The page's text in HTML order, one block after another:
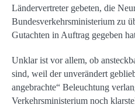
Ländervertreter gebeten, die
Bundesverkehrsministerium zu
Gutachten in Auftrag gegeben
Unklar ist vor allem, ob
sind, weil der unverändert
angebrachte“ Beleuchtung
Verkehrsministerium noch